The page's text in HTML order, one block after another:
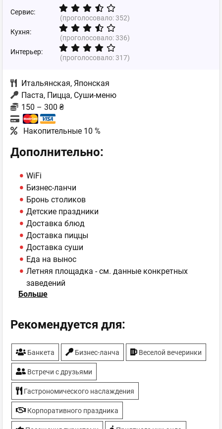
Сервис:
(проголосовало:352)
Кухня:
(проголосовало:336)
Интерьер:
(проголосовало:317)
Итальянская, Японская
Паста, Пицца, Суши-меню
150 – 300 ₴
Накопительные 10 %
Дополнительно:
WiFi
Бизнес-ланчи
Бронь столиков
Детские праздники
Доставка блюд
Доставка пиццы
Доставка суши
Еда на вынос
Летняя площадка - см. данные конкретных
заведений
ТВ-плазмы
Больше
Рекомендуется для:
Банкета Бизнес-ланча Веселой вечеринки
Встречи с друзьями
Гастрономического наслаждения
Корпоративного праздника